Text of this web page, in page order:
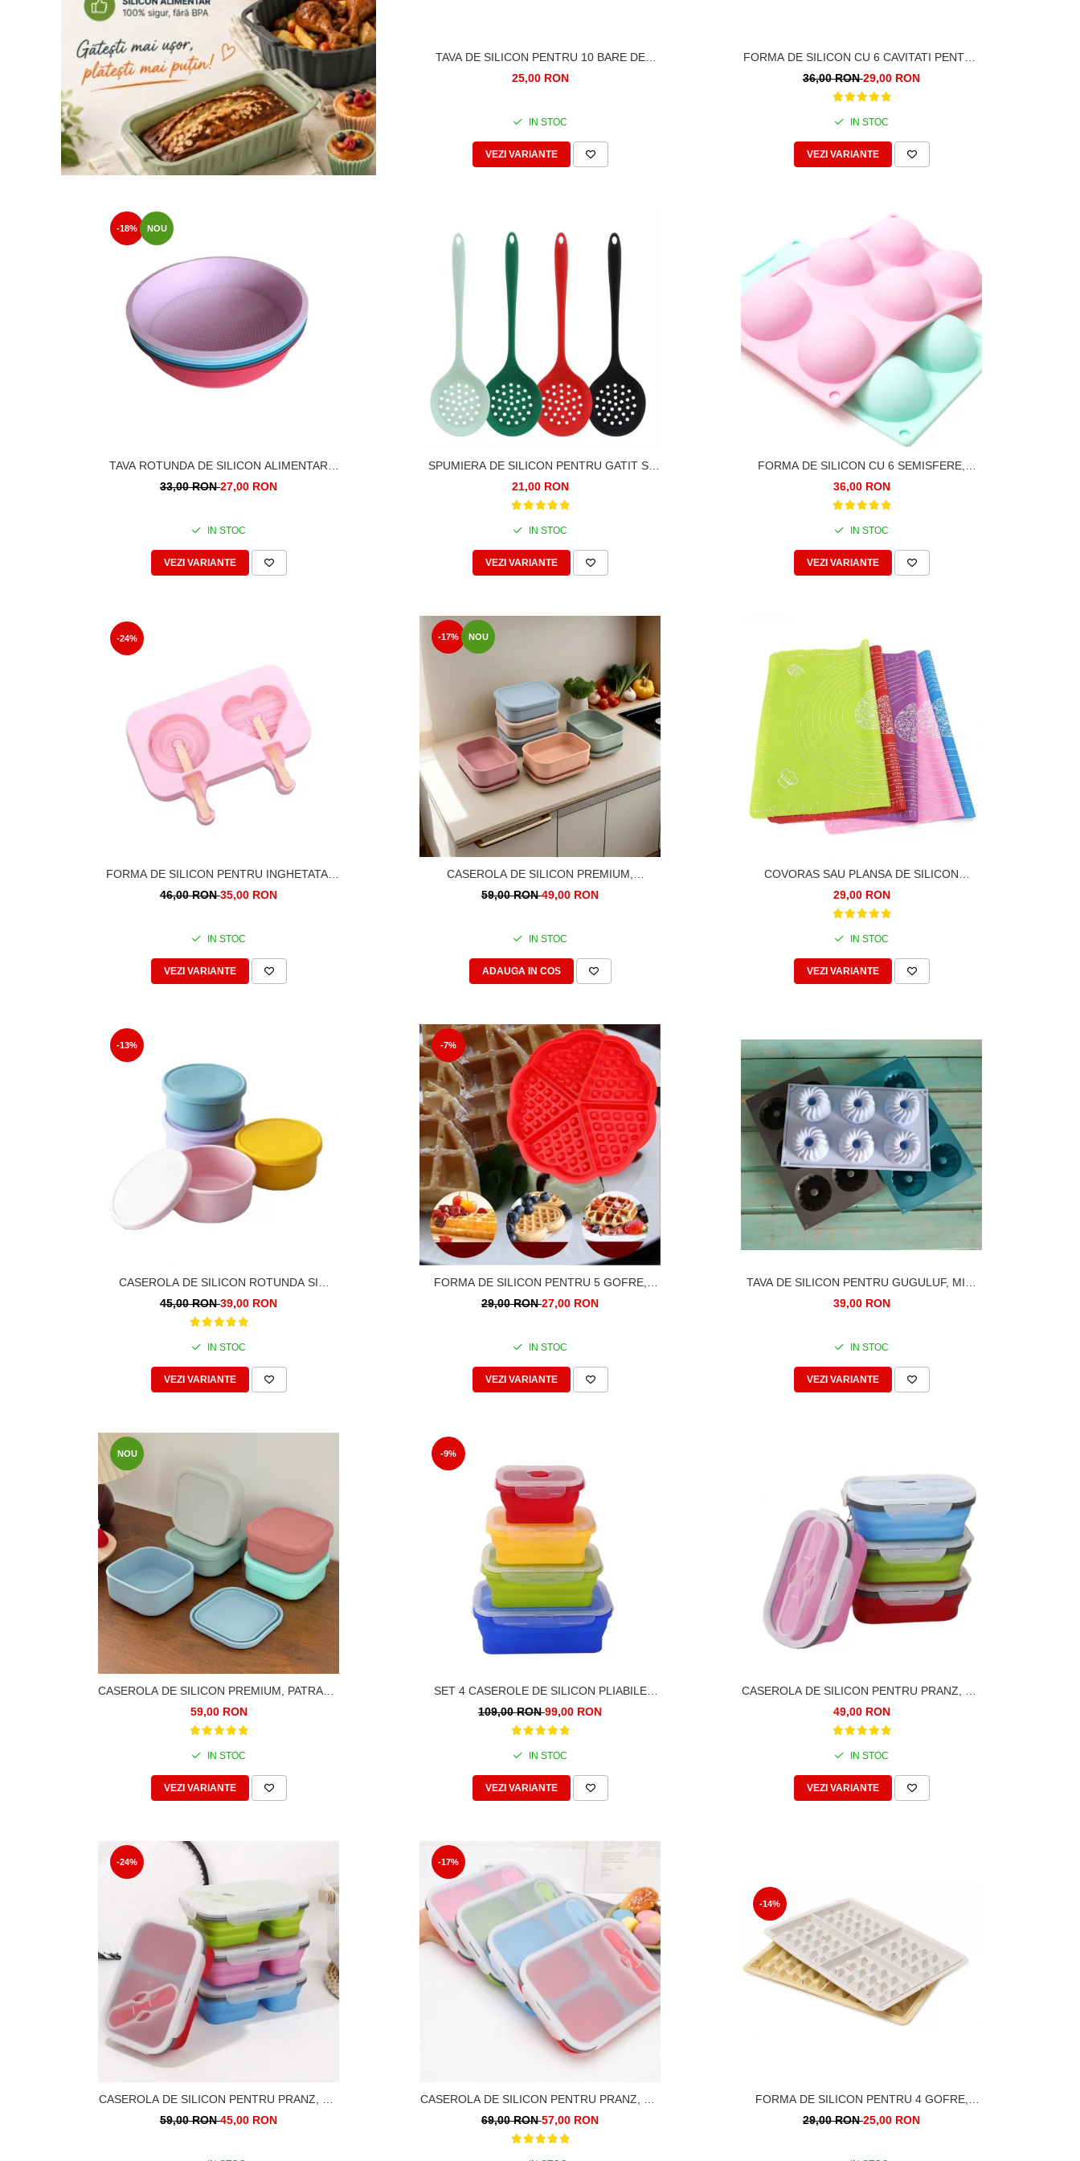
TAVA DE SILICON PENTRU 10 BARE DE
GHEATA
25,00 RON
IN STOC
VEZI VARIANTE
FORMA DE SILICON CU 6 CAVITATI PENTRU
TARTE, PRAJITURI, CIOCOLATA
36,00 RON29,00 RON
IN STOC
VEZI VARIANTE
-18% NOU
TAVA ROTUNDA DE SILICON ALIMENTAR
TERMOREZISTENT, 25CM, PENTRU BLAT DE
33,00 RON27,00 RON
IN STOC
VEZI VARIANTE
SPUMIERA DE SILICON PENTRU GATIT SI
SERVIRE,33CM. SILICON ALIMENTAR
TERMOREZISTENT
21,00 RON
IN STOC
VEZI VARIANTE
FORMA DE SILICON CU 6 SEMISFERE,
CAVITATI, PENTRU PRAJITURI, CIOCOLATA
36,00 RON
IN STOC
VEZI VARIANTE
-24%
FORMA DE SILICON PENTRU INGHETATA.
INIMA SI CERC.
46,00 RON35,00 RON
IN STOC
VEZI VARIANTE
-17% NOU
CASEROLA DE SILICON PREMIUM,
DREPTUNGHIULARA, 700ML
59,00 RON49,00 RON
IN STOC
ADAUGA IN COS
COVORAS SAU PLANSA DE SILICON
ALIMENTAR, PENTRU FRAMANTAT ALUAT,
40X50CM
29,00 RON
IN STOC
VEZI VARIANTE
-13%
CASEROLA DE SILICON ROTUNDA SI
SOLIDA. 750ML. DIAMETRU 14CM
45,00 RON39,00 RON
IN STOC
VEZI VARIANTE
-7%
FORMA DE SILICON PENTRU 5 GOFRE,
VAFE, WAFFLE, INIMI
29,00 RON27,00 RON
IN STOC
VEZI VARIANTE
TAVA DE SILICON PENTRU GUGULUF, MINI
CHEC, 6 FORME
39,00 RON
IN STOC
VEZI VARIANTE
NOU
CASEROLA DE SILICON PREMIUM, PATRATA,
800ML
59,00 RON
IN STOC
VEZI VARIANTE
-9%
SET 4 CASEROLE DE SILICON PLIABILE
PENTRU PRANZ SAU MERINDE
109,00 RON99,00 RON
IN STOC
VEZI VARIANTE
CASEROLA DE SILICON PENTRU PRANZ, CU
LINGURA SI FURCULITA, 1 COMPARTIMENT
49,00 RON
IN STOC
VEZI VARIANTE
-24%
CASEROLA DE SILICON PENTRU PRANZ, CU
LINGURA SI FURCULITA 2 COMPARTIMENTE
59,00 RON45,00 RON
-17%
CASEROLA DE SILICON PENTRU PRANZ, CU
LINGURA SI FURCULITA 3 COMPARTIMENTE
69,00 RON57,00 RON
-14%
FORMA DE SILICON PENTRU 4 GOFRE,
VAFE, WAFFLE
29,00 RON25,00 RON